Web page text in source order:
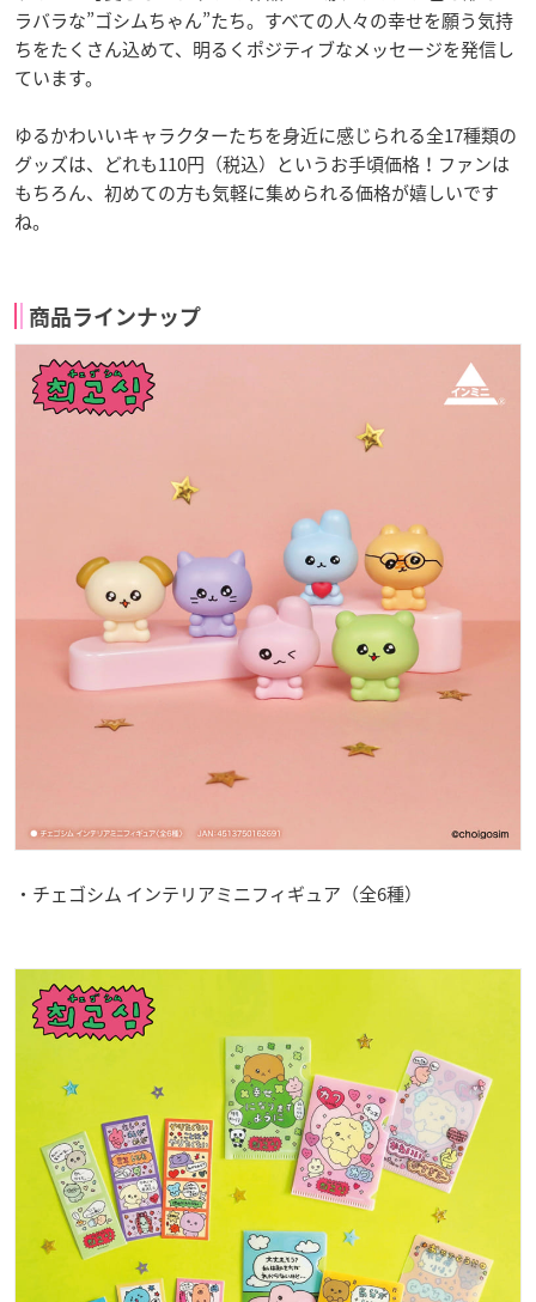
ラバラな”ゴシムちゃん”たち。すべての人々の幸せを願う気持
ちをたくさん込めて、明るくポジティブなメッセージを発信し
ています。
ゆるかわいいキャラクターたちを身近に感じられる全17種類の
グッズは、どれも110円（税込）というお手頃価格！ファンは
もちろん、初めての方も気軽に集められる価格が嬉しいです
ね。
商品ラインナップ
・チェゴシム インテリアミニフィギュア（全6種）